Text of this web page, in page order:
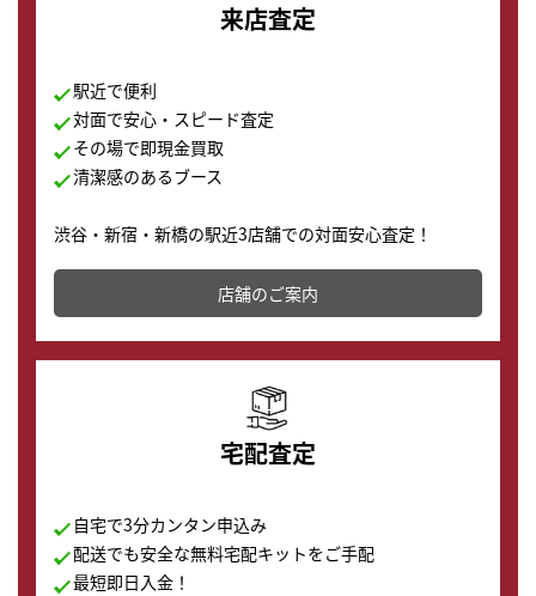
来店査定
駅近で便利
対面で安心・スピード査定
その場で即現金買取
清潔感のあるブース
渋谷・新宿・新橋の駅近3店舗での対面安心査定！
その場で現金買取致します。渋谷本店では、時計販売の
店舗を併設しており、下取りに出してお得に新しい時計
の購入もできます♪
店舗のご案内
宅配査定
自宅で3分カンタン申込み
配送でも安全な無料宅配キットをご手配
最短即日入金！